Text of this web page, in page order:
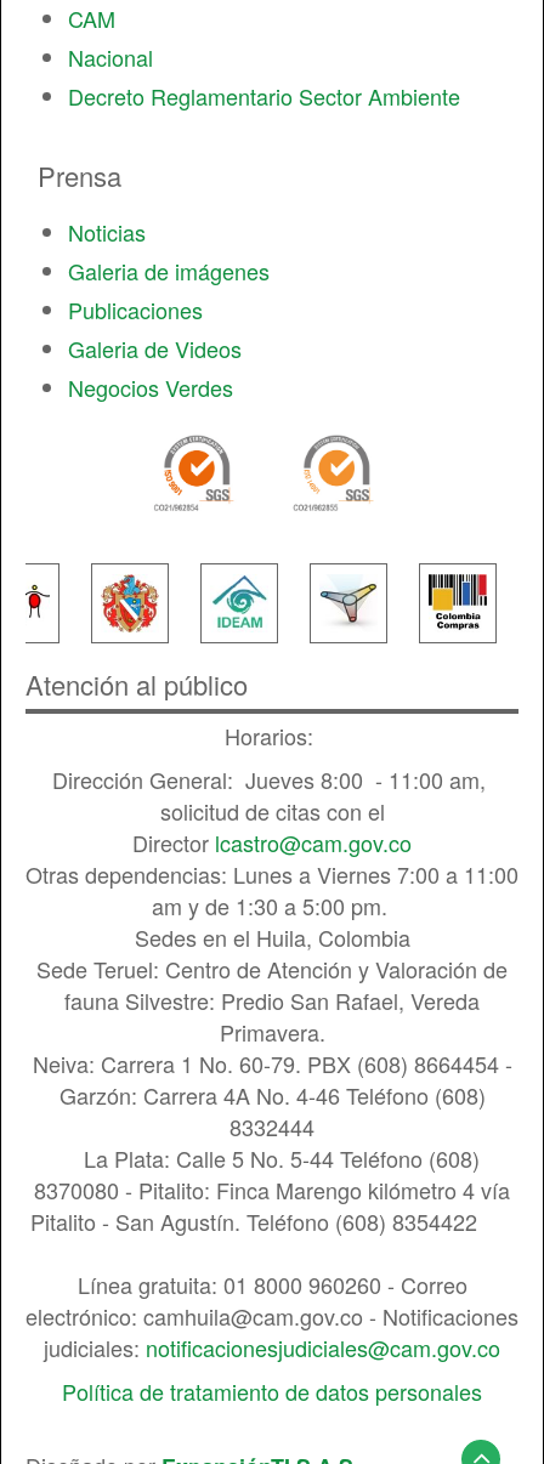
CAM
Nacional
Decreto Reglamentario Sector Ambiente
Prensa
Noticias
Galeria de imágenes
Publicaciones
Galeria de Videos
Negocios Verdes
Atención al público
Horarios:
Dirección General: Jueves 8:00 - 11:00 am,
solicitud de citas con el
Director lcastro@cam.gov.co
Otras dependencias: Lunes a Viernes 7:00 a 11:00
am y de 1:30 a 5:00 pm.
Sedes en el Huila, Colombia
Sede Teruel: Centro de Atención y Valoración de
fauna Silvestre: Predio San Rafael, Vereda
Primavera.
Neiva: Carrera 1 No. 60-79. PBX (608) 8664454 -
Garzón: Carrera 4A No. 4-46 Teléfono (608)
8332444
La Plata: Calle 5 No. 5-44 Teléfono (608)
8370080 - Pitalito: Finca Marengo kilómetro 4 vía
Pitalito - San Agustín. Teléfono (608) 8354422
Línea gratuita: 01 8000 960260 - Correo
electrónico: camhuila@cam.gov.co - Notificaciones
judiciales: notificacionesjudiciales@cam.gov.co
Política de tratamiento de datos personales